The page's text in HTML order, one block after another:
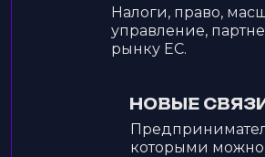
Налоги, право,
управление,
рынку ЕС.
НОВЫЕ
которыми можно